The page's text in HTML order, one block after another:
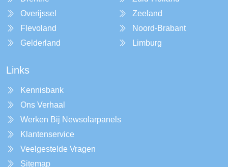
Overijssel
Flevoland
Gelderland
Zeeland
Noord-Brabant
Limburg
Links
Kennisbank
Ons Verhaal
Werken Bij Newsolarpanels
Klantenservice
Veelgestelde Vragen
Sitemap